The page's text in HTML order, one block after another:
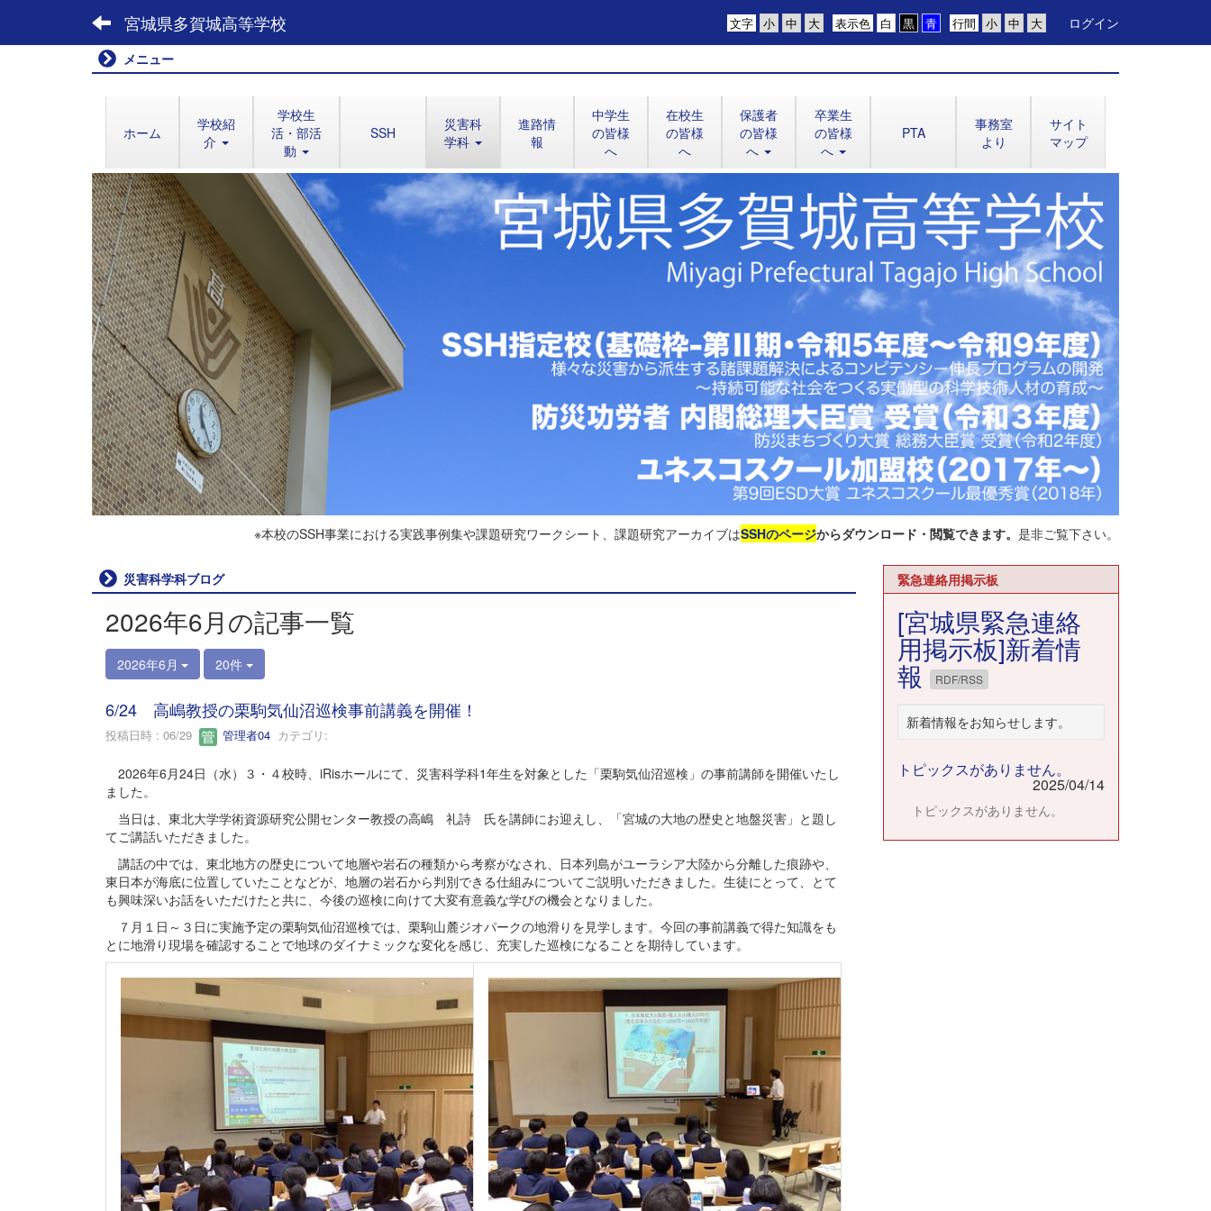
宮城県多賀城高等学校 行間
表示色
文字
ログイン
メニュー
ホーム
学校紹
介
学校生
活・部活
動
SSH
災害科
学科
進路情
報
中学生
の皆様
へ
在校生
の皆様
へ
保護者
の皆様
へ
卒業生
の皆様
へ
PTA
事務室
より
サイト
マップ
※本校のSSH事業における実践事例集や課題研究ワークシート、課題研究アーカイブはSSHのページからダウンロード・閲覧できます。 是非ご覧下さい。
災害科学科ブログ
2026年6月の記事一覧
2026年6月 20件
6/24 高嶋教授の栗駒気仙沼巡検事前講義を開催！
投稿日時 : 06/29 管理者04 カテゴリ:
2026年6月24日（水）３・４校時、iRisホールにて、災害科学科1年生を対象とした「栗駒気仙沼巡検」の事前講師を開催いたし
ました。
当日は、東北大学学術資源研究公開センター教授の高嶋 礼詩 氏を講師にお迎えし、「宮城の大地の歴史と地盤災害」と題し
てご講話いただきました。
講話の中では、東北地方の歴史について地層や岩石の種類から考察がなされ、日本列島がユーラシア大陸から分離した痕跡や、
東日本が海底に位置していたことなどが、地層の岩石から判別できる仕組みについてご説明いただきました。生徒にとって、とて
も興味深いお話をいただけたと共に、今後の巡検に向けて大変有意義な学びの機会となりました。
７月１日～３日に実施予定の栗駒気仙沼巡検では、栗駒山麓ジオパークの地滑りを見学します。今回の事前講義で得た知識をも
とに地滑り現場を確認することで地球のダイナミックな変化を感じ、充実した巡検になることを期待しています。
緊急連絡用掲示板
[宮城県緊急連絡
用掲示板]新着情
報 RDF/RSS
新着情報をお知らせします。
トピックスがありません。
2025/04/14
トピックスがありません。